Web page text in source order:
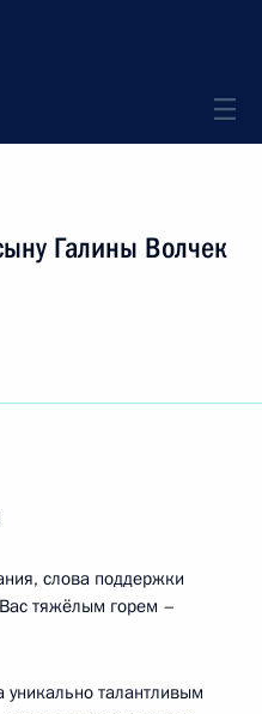
Галины Волчек
слова поддержки
тяжёлым горем –
талантливым